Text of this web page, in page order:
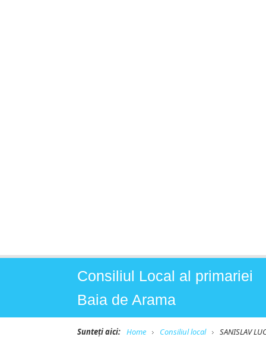
Consiliul Local al primariei
Baia de Arama
Sunteți aici: Home Consiliul local SANISLAV